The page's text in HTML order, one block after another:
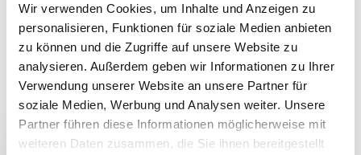
Wir verwenden Cookies, um Inhalte und Anzeigen zu
personalisieren, Funktionen für soziale Medien anbieten
zu können und die Zugriffe auf unsere Website zu
analysieren. Außerdem geben wir Informationen zu Ihrer
Verwendung unserer Website an unsere Partner für
soziale Medien, Werbung und Analysen weiter. Unsere
Partner führen diese Informationen möglicherweise mit
weiteren Daten zusammen, die Sie ihnen bereitgestellt
Teilen
Kürzlich gesehen